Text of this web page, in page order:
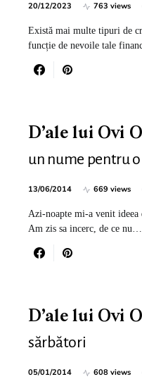
20/12/2023 763 views
Există mai multe tipuri de
funcție de nevoile tale
D’ale lui Ovi
un nume pentru
13/06/2014 669 views
Azi-noapte mi-a venit ideea
Am zis sa incerc, de ce nu…
D’ale lui Ovi
sărbători
05/01/2014 608 views